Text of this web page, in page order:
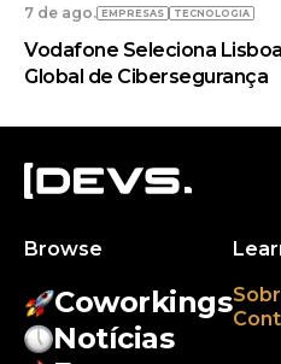
7 de ago. EMPRESAS TECNOLOGIA
Vodafone Seleciona
Global de Cibersegurança
Browse
Coworkings
Notícias